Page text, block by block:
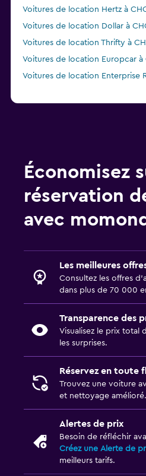
Voitures de location Hertz à
Voitures de location Dollar à
Voitures de location Thrifty à
Voitures de location Europcar à
Voitures de location Enterprise
Économisez
réservation
avec
Les meilleures
Consultez les offres
dans plus de 70 000
Transparence des
Visualisez le prix total
les surprises.
Réservez en toute
Trouvez une voiture
et nettoyage amélioré.
Alertes de prix
Besoin de réfléchir
Créez une Alerte de
meilleurs tarifs.